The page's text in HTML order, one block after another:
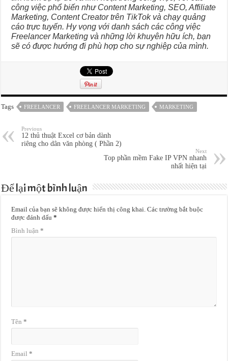
công việc phổ biến như Content Marketing, SEO, Affiliate
Marketing, Content Creator trên TikTok và chạy quảng
cáo trực tuyến. Hy vọng với danh sách các công việc
Freelancer Marketing và những lời khuyên hữu ích, bạn
sẽ có được hướng đi phù hợp cho sự nghiệp của mình.
Tags FREELANCER FREELANCER MARKETING MARKETING
Previous
12 thủ thuật Excel cơ bản dành
riêng cho dân văn phòng ( Phần 2)
Next
Top phần mềm Fake IP VPN nhanh
nhất hiện tại
Để lại một bình luận
Email của bạn sẽ không được hiển thị công khai. Các trường bắt buộc
được đánh dấu*
Bình luận*
Tên*
Email*